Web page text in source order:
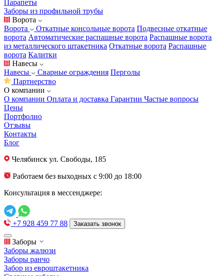
Парапеты
Заборы из профильной трубы
Ворота
Ворота
Откатные консольные ворота Подвесные откатные
ворота Автоматические распашные ворота Распашные ворота
из металлического штакетника Откатные ворота Распашные
ворота Калитки
Навесы
Навесы
Сварные ограждения Перголы
Партнерство
О компании
О компании Оплата и доставка Гарантии Частые вопросы
Цены
Портфолио
Отзывы
Контакты
Блог
Челябинск ул. Свободы, 185
Работаем без выходных с 9:00 до 18:00
Консультация в мессенджере:
+7 928 459 77 88 Заказать звонок
Заборы
Заборы жалюзи
Заборы ранчо
Забор из евроштакетника